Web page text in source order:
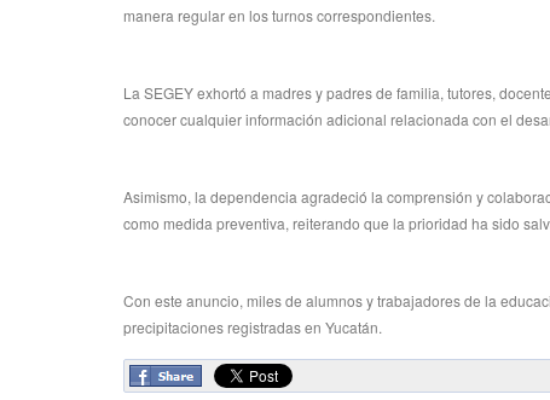
manera regular en los turnos correspondientes.
La SEGEY exhortó a madres y padres de familia, tutores,
conocer cualquier información adicional relacionada con el
Asimismo, la dependencia agradeció la comprensión y
como medida preventiva, reiterando que la prioridad ha sido
Con este anuncio, miles de alumnos y trabajadores de la
precipitaciones registradas en Yucatán.